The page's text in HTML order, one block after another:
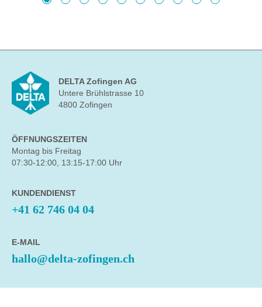
DELTA Zofingen AG
Untere Brühlstrasse 10
4800 Zofingen
ÖFFNUNGSZEITEN
Montag bis Freitag
07:30-12:00, 13:15-17:00 Uhr
KUNDENDIENST
+41 62 746 04 04
E-MAIL
hallo@delta-zofingen.ch